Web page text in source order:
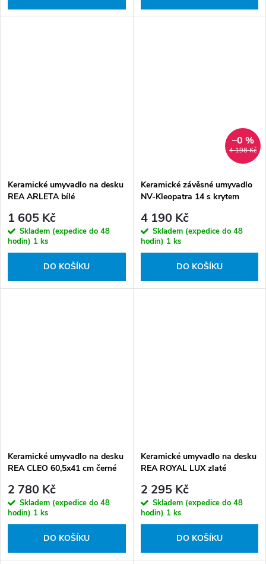
Keramické umyvadlo na desku
REA ARLETA bílé
1 605 Kč
Skladem (expedice do 48
hodin) 1 ks
DO KOŠÍKU
4 198 Kč
–0 %
Keramické závěsné umyvadlo
NV-Kleopatra 14 s krytem
4 190 Kč
Skladem (expedice do 48
hodin) 1 ks
DO KOŠÍKU
Keramické umyvadlo na desku
REA CLEO 60,5x41 cm černé
2 780 Kč
Skladem (expedice do 48
hodin) 1 ks
DO KOŠÍKU
Keramické umyvadlo na desku
REA ROYAL LUX zlaté
2 295 Kč
Skladem (expedice do 48
hodin) 1 ks
DO KOŠÍKU